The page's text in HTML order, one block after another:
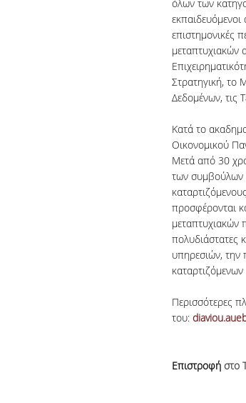
όλων των
επιστημονικές
μεταπτυχιακών
Στρατηγική, το
Δεδομένων, τις
Κατά το
Οικονομικού
Μετά από 30
των συμβούλων
προσφέρονται
μεταπτυχιακών
πολυδιάστατες
υπηρεσιών, την
Περισσότερες
του:
Επιστροφή στο